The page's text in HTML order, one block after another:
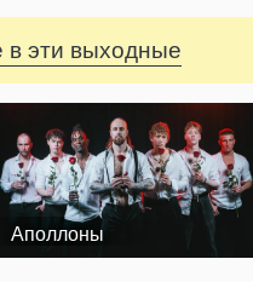
в эти выходные
Аполлоны